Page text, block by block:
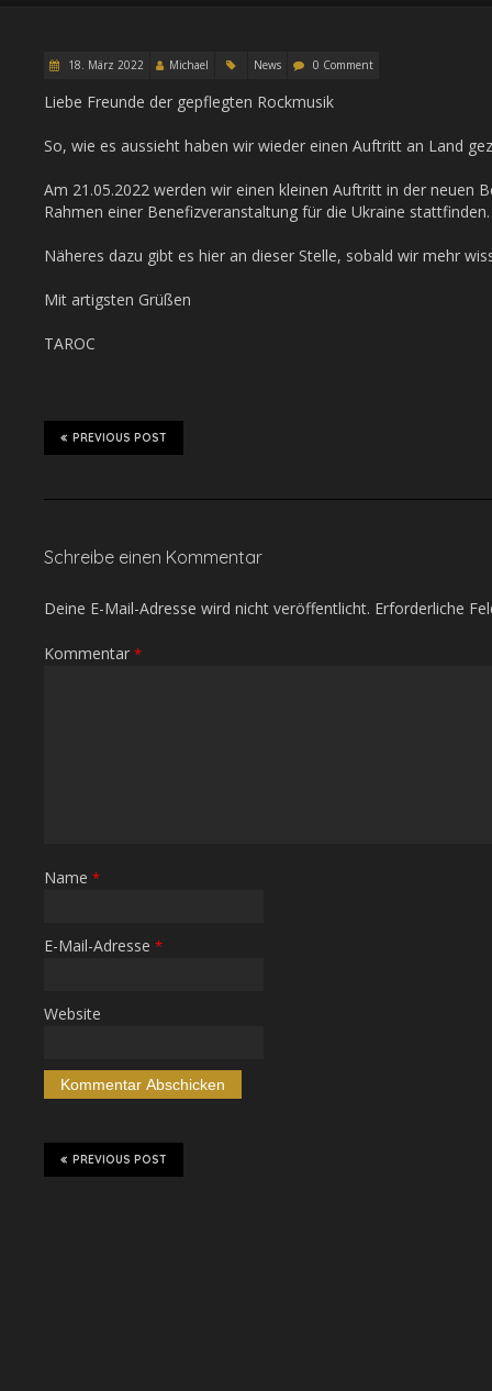
18. März 2022 Michael News 0 Comment
Liebe Freunde der gepflegten Rockmusik
So, wie es aussieht haben wir wieder einen Auftritt an Land
Am 21.05.2022 werden wir einen kleinen Auftritt in der neuen
Rahmen einer Benefizveranstaltung für die Ukraine stattfinden.
Näheres dazu gibt es hier an dieser Stelle, sobald wir mehr
Mit artigsten Grüßen
TAROC
PREVIOUS POST
Schreibe einen Kommentar
Deine E-Mail-Adresse wird nicht veröffentlicht. Erforderliche
Kommentar *
Name *
E-Mail-Adresse *
Website
PREVIOUS POST